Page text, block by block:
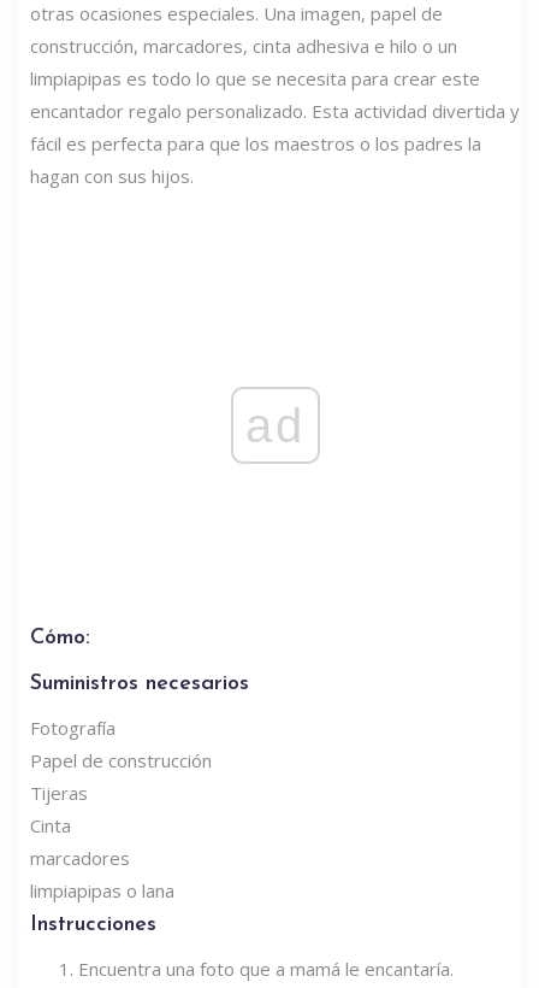
otras ocasiones especiales. Una imagen, papel de
construcción, marcadores, cinta adhesiva e hilo o un
limpiapipas es todo lo que se necesita para crear este
encantador regalo personalizado. Esta actividad divertida y
fácil es perfecta para que los maestros o los padres la
hagan con sus hijos.
ad
Cómo:
Suministros necesarios
Fotografía
Papel de construcción
Tijeras
Cinta
marcadores
limpiapipas o lana
Instrucciones
Encuentra una foto que a mamá le encantaría.